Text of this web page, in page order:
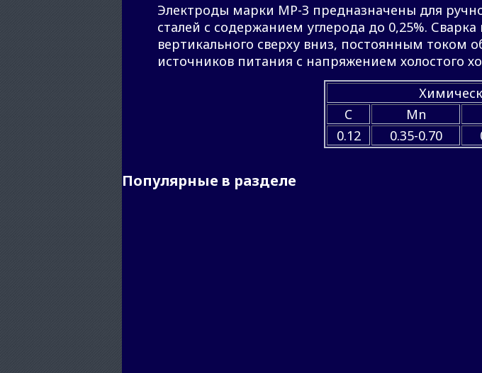
Электроды марки МР-З предназначены для
сталей с содержанием углерода до 0,25%.
вертикального сверху вниз, постоянным
источников питания с напряжением холостого
C
Mn
0.12
0.35-0.70
Популярные в разделе